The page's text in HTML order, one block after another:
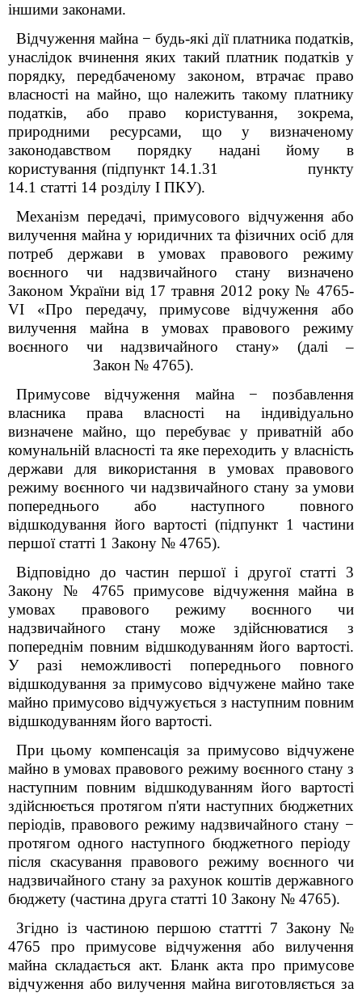
іншими законами.
Відчуження майна − будь-які дії платника податків,
унаслідок вчинення яких такий платник податків у
порядку, передбаченому законом, втрачає право
власності на майно, що належить такому платнику
податків, або право користування, зокрема,
природними ресурсами, що у визначеному
законодавством порядку надані йому в
користування (підпункт 14.1.31
пункту
14.1 статті 14 розділу І ПКУ).
Механізм передачі, примусового відчуження або
вилучення майна у юридичних та фізичних осіб для
потреб держави в умовах правового режиму
воєнного чи надзвичайного станувизначено
Законом України від 17 травня 2012 року№ 4765-
VI «Про передачу, примусове відчуження або
вилучення майна в умовах правового режиму
воєнного чи надзвичайного стану» (далі –
Закон № 4765).
Примусове відчуження майна − позбавлення
власника права власності на індивідуально
визначене майно, що перебуває у приватній або
комунальній власності та яке переходить у власність
держави для використання в умовах правового
режиму воєнного чи надзвичайного стану за умови
попереднього або наступного повного
відшкодування його вартості (підпункт 1 частини
першої статті 1 Закону № 4765).
Відповідно до частин першої і другої статті 3
Закону № 4765примусове відчуження майна в
умовах правового режиму воєнного чи
надзвичайного стану може здійснюватися з
попереднім повним відшкодуванням його вартості.
У разі неможливості попереднього повного
відшкодування за примусово відчужене майно таке
майно примусово відчужується з наступним повним
відшкодуванням його вартості.
При цьому компенсація за примусово відчужене
майно в умовах правового режиму воєнного стану з
наступним повним відшкодуванням його вартості
здійснюється протягом п'яти наступних бюджетних
періодів, правового режиму надзвичайного стану −
протягом одного наступного бюджетного періоду
після скасування правового режиму воєнного чи
надзвичайного стану за рахунок коштів державного
бюджету (частина друга статті 10 Закону № 4765).
Згідно із частиною першою статтті 7 Закону №
4765 про примусове відчуження або вилучення
майна складається акт. Бланк акта про примусове
відчуження або вилучення майна виготовляється за